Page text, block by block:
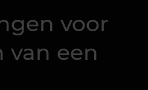
voor
van een